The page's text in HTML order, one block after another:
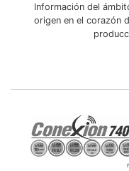
Información del
origen en el corazón